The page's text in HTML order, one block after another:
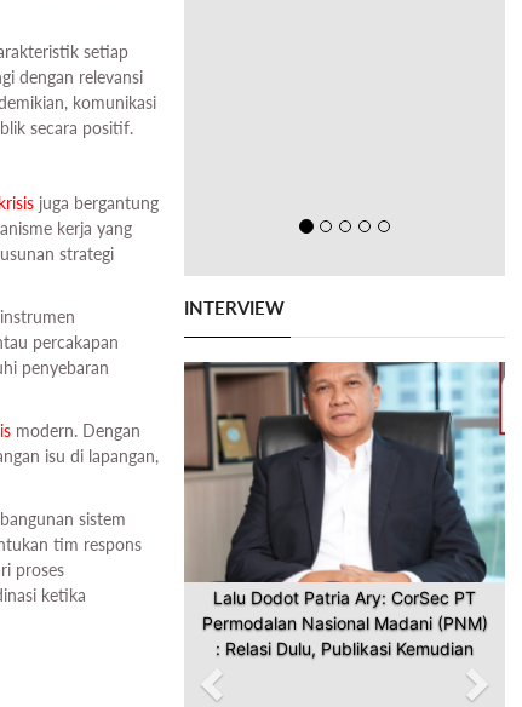
setiap
dengan relevansi
komunikasi
secara positif.
juga bergantung
kerja yang
strategi
percakapan
penyebaran
modern. Dengan
isu di lapangan,
sistem
tim respons
proses
ketika
INTERVIEW
Lalu Dodot Patria Ary: CorSec PT
Permodalan Nasional Madani (PNM)
: Relasi Dulu, Publikasi Kemudian
Previous Next